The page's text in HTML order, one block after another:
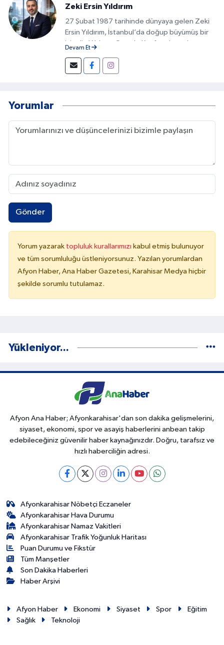
Zeki Ersin Yıldırım
27 Şubat 1987 tarihinde dünyaya gelen Zeki
Ersin Yıldırım, İstanbul’da doğup büyümüş bir
isimdir. Yıldırım, Google Keşfet alanında
alanda fark yaratan isimlerden biri olmuştur.
İçeriklerin doğru başlıklarla hazırlanması,
Devam Et
Yorumlar
Gönder
Yorum yazarak topluluk kurallarımızı kabul etmiş bulunuyor
ve tüm sorumluluğu üstleniyorsunuz. Yazılan yorumlardan
Afyon Haber, Ana Haber Gazetesi, Karahisar Medya hiçbir
şekilde sorumlu tutulamaz.
Yükleniyor...
Afyon Ana Haber; Afyonkarahisar'dan son dakika gelişmelerini,
siyaset, ekonomi, spor ve asayiş haberlerini anbean takip
edebileceğiniz güvenilir haber kaynağınızdır. Doğru, tarafsız ve
hızlı haberciliğin adresi.
Afyonkarahisar Nöbetçi Eczaneler
Afyonkarahisar Hava Durumu
Afyonkarahisar Namaz Vakitleri
Afyonkarahisar Trafik Yoğunluk Haritası
Puan Durumu ve Fikstür
Tüm Manşetler
Son Dakika Haberleri
Haber Arşivi
Afyon Haber Ekonomi Siyaset Spor
Eğitim
Sağlık
Teknoloji